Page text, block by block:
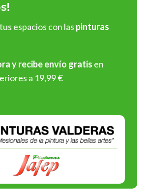
y exteriores
: Soluciones profesionales
superficies antes de aplicar
Jafep y asegura
espectaculares en
cada aplicación!
con la Calidad y el
espacios con las pinturas
y recibe envío gratis en
a 19,99 €